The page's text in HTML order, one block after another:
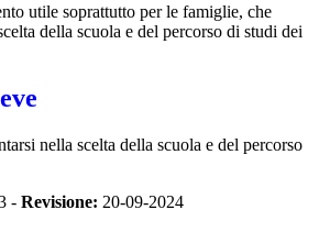
utile soprattutto per le famiglie, che
della scuola e del percorso di studi dei
nella scelta della scuola e del percorso
- Revisione: 20-09-2024